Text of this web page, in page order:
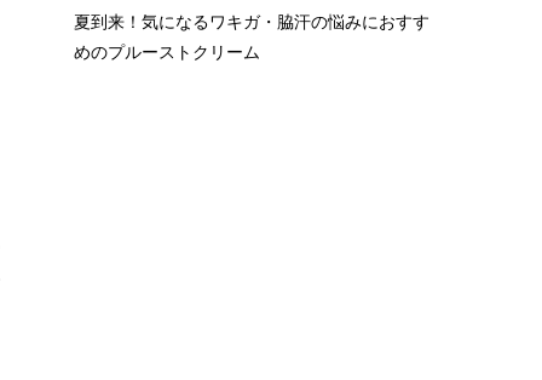
夏到来！気になるワキガ・脇汗の悩みにおすす
めのプルーストクリーム